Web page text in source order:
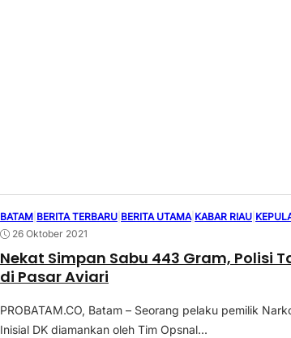
BATAM BERITA TERBARU BERITA UTAMA KABAR RIAU
26 Oktober 2021
Nekat Simpan Sabu 443 Gram, Polisi
di Pasar Aviari
PROBATAM.CO, Batam – Seorang pelaku pemilik
Inisial DK diamankan oleh Tim Opsnal...